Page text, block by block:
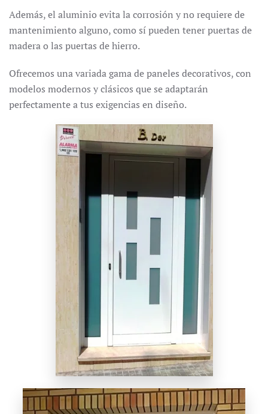
Además, el aluminio evita la corrosión y no requiere de
mantenimiento alguno, como sí pueden tener puertas de
madera o las puertas de hierro.
Ofrecemos una variada gama de paneles decorativos, con
modelos modernos y clásicos que se adaptarán
perfectamente a tus exigencias en diseño.